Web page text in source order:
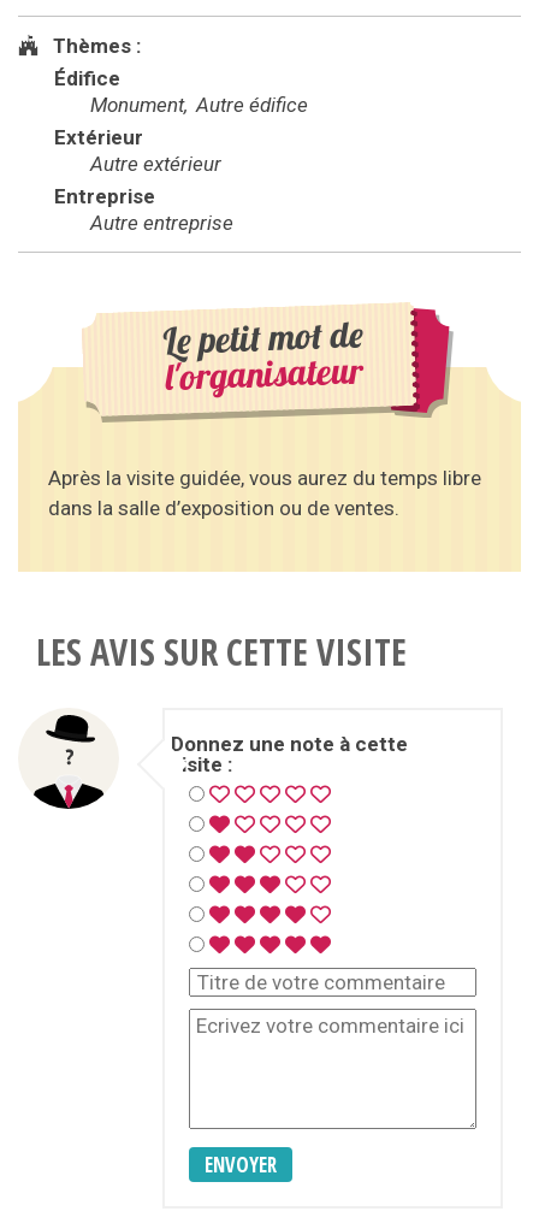
Thèmes :
Édifice
Monument Autre édifice
Extérieur
Autre extérieur
Entreprise
Autre entreprise
Le petit mot de
l'organisateur
Après la visite guidée, vous aurez du temps libre
dans la salle d’exposition ou de ventes.
LES AVIS SUR CETTE VISITE
Donnez une note à cette
visite :
ENVOYER